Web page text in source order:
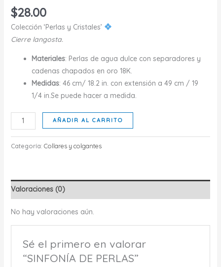
$28.00
Colección ‘Perlas y Cristales’
Cierre langosta.
Materiales: Perlas de agua dulce con separadores y
cadenas chapados en oro 18K.
Medidas: 46 cm/ 18.2 in. con extensión a 49 cm / 19
1/4 in.Se puede hacer a medida.
SINFONÍA
DE
PERLAS
AÑADIR AL CARRITO
Categoría: Collares y colgantes
Valoraciones (0)
No hay valoraciones aún.
Sé el primero en valorar
“SINFONÍA DE PERLAS”